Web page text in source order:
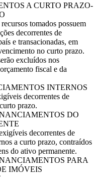
A CURTO PRAZO-
tomados possuem
decorrentes de
e transacionadas, em
no curto prazo.
excluídos nos
fiscal e da
INTERNOS
decorrentes de
prazo.
DO
decorrentes de
a curto prazo, contraídos
do ativo permanente.
PARA
IMÓVEIS